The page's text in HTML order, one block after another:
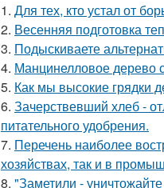
1. Для тех, кто устал от
2. Весенняя подготовка
3. Подыскиваете
4. Манцинелловое дерево
5. Как мы высокие грядки
6. Зачерствевший хлеб -
питательного удобрения.
7. Перечень наиболее
хозяйствах, так и в
8. "Заметили -